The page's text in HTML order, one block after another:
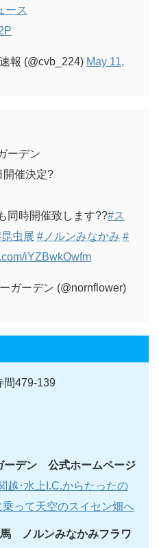
ース
報 (@cvb_224) May 11,
ーデン
開催決定?
同時開催致します??#ス
虫展 #ノルンみなかみ #
iYZBwkOwfm
ガーデン (@nornflower)
間479-139
ーデン 公式ホームページ
越･水上I.C.からたったの
って天空のスイセン畑へ
ノルンみなかみフラワ